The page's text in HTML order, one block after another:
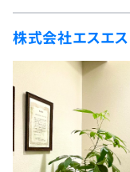
新卒エージェント
インタビュー
就活成功ガイド
4択課題
リファレンス
プラン
評価結果一覧
再チャレンジ結果一覧
Tech Team Journal
paiza times
note
paizaとは？
株式会社エスエス